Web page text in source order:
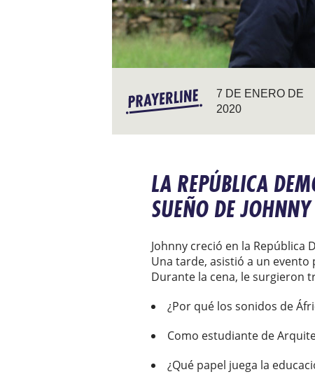
7 DE ENERO DE
2020
LA REPÚBLICA
SUEÑO DE
Johnny creció en la
Una tarde, asistió a un evento
Durante la cena, le surgieron
¿Por qué los sonidos de
Como estudiante de
¿Qué papel juega la